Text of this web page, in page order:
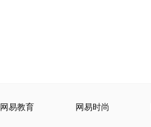
网易教育 网易时尚